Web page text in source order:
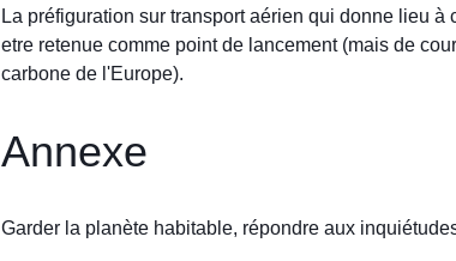
La préfiguration sur transport aérien qui donne lieu
etre retenue comme point de lancement (mais de
carbone de l'Europe).
Annexe
Garder la planète habitable, répondre aux